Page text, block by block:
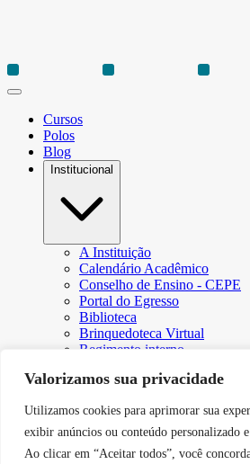
Valorizamos sua privacidade
Utilizamos cookies para aprimorar sua
exibir anúncios ou conteúdo personalizado
Ao clicar em “Aceitar todos”, você
Cursos
Polos
Blog
Institucional
A Instituição
Calendário Acadêmico
Conselho de Ensino - CEPE
Portal do Egresso
Biblioteca
Brinquedoteca Virtual
Regimento interno
Resoluções e Portarias
CPA – Comissão Própria de
Núcleo de Apoio
Programa de Iniciação